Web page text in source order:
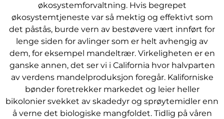
økosystemforvaltning. Hvis begrepet
økosystemtjeneste var så mektig og effektivt som
det påstås, burde vern av bestøvere vært innført for
lenge siden for avlinger som er helt avhengig av
dem, for eksempel mandeltrær. Virkeligheten er en
ganske annen, det ser vi i California hvor halvparten
av verdens mandelproduksjon foregår. Kaliforniske
bønder foretrekker markedet og leier heller
bikolonier svekket av skadedyr og sprøytemidler enn
å verne det biologiske mangfoldet. Tidlig på våren